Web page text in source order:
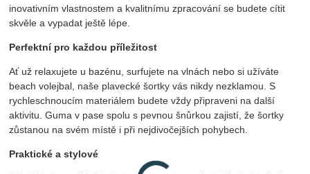
inovativním vlastnostem a kvalitnímu zpracování se budete cítit
skvěle a vypadat ještě lépe.
Perfektní pro každou příležitost
Ať už relaxujete u bazénu, surfujete na vlnách nebo si užíváte
beach volejbal, naše plavecké šortky vás nikdy nezklamou. S
rychleschnoucím materiálem budete vždy připraveni na další
aktivitu. Guma v pase spolu s pevnou šnůrkou zajistí, že šortky
zůstanou na svém místě i při nejdivočejších pohybech.
Praktické a stylové